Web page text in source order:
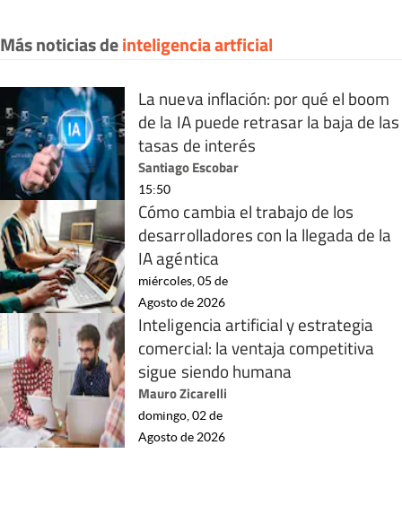
Más noticias deinteligencia artficial
La nueva inflación: por qué el boom
de la IA puede retrasar la baja de las
tasas de interés
Santiago Escobar
15:50
Cómo cambia el trabajo de los
desarrolladores con la llegada de la
IA agéntica
miércoles, 05 de
Agosto de 2026
Inteligencia artificial y estrategia
comercial: la ventaja competitiva
sigue siendo humana
Mauro Zicarelli
domingo, 02 de
Agosto de 2026